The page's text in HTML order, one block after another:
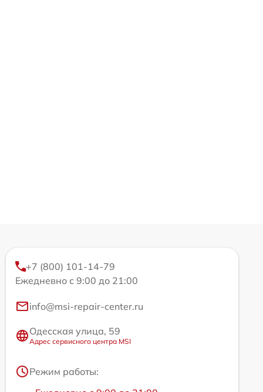
+7 (800) 101-14-79
Ежедневно с 9:00 до 21:00
info@msi-repair-center.ru
Одесская улица, 59
Адрес сервисного центра MSI
Режим работы: